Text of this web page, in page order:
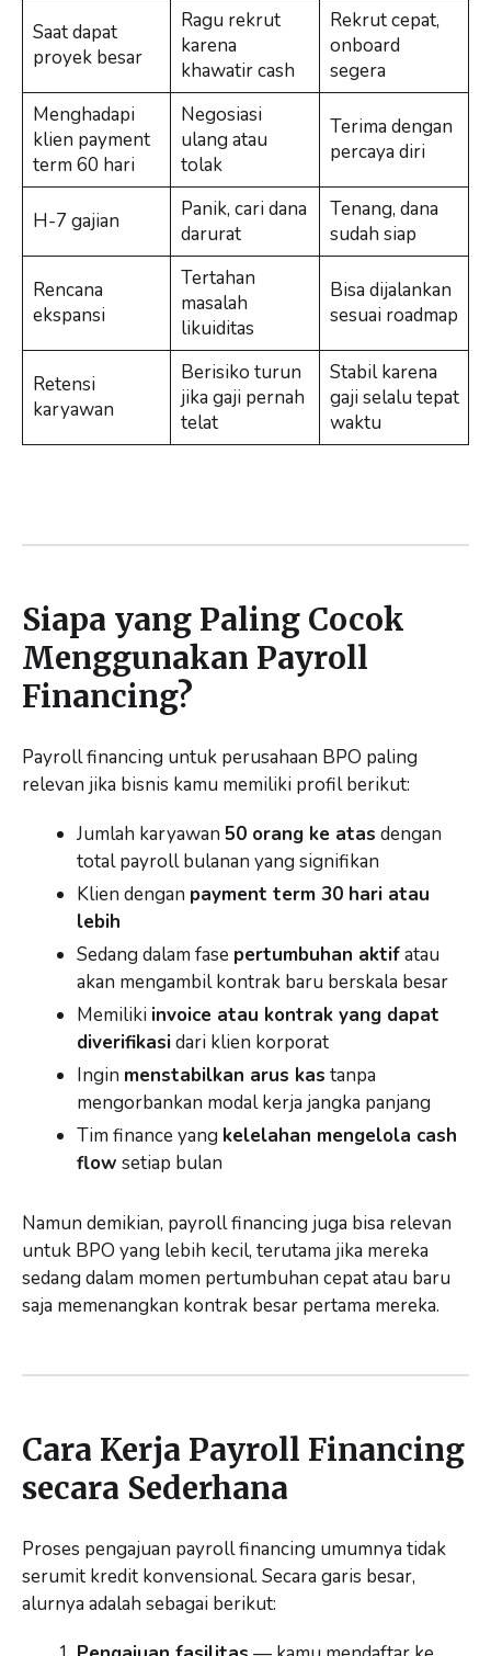
Saat dapat
proyek besar
Ragu rekrut
karena
khawatir cash
Rekrut cepat,
onboard
segera
Menghadapi
klien payment
term 60 hari
Negosiasi
ulang atau
tolak
Terima dengan
percaya diri
H-7 gajian
Panik, cari dana
darurat
Tenang, dana
sudah siap
Rencana
ekspansi
Tertahan
masalah
likuiditas
Bisa dijalankan
sesuai roadmap
Retensi
karyawan
Berisiko turun
jika gaji pernah
telat
Stabil karena
gaji selalu tepat
waktu
Siapa yang Paling Cocok
Menggunakan Payroll
Financing?
Payroll financing untuk perusahaan BPO paling
relevan jika bisnis kamu memiliki profil berikut:
Jumlah karyawan 50 orang ke atas dengan
total payroll bulanan yang signifikan
Klien dengan payment term 30 hari atau
lebih
Sedang dalam fase pertumbuhan aktifatau
akan mengambil kontrak baru berskala besar
Memiliki invoice atau kontrak yang dapat
diverifikasidari klien korporat
Ingin menstabilkan arus kas tanpa
mengorbankan modal kerja jangka panjang
Tim finance yang kelelahan mengelola cash
flow setiap bulan
Namun demikian, payroll financing juga bisa relevan
untuk BPO yang lebih kecil, terutama jika mereka
sedang dalam momen pertumbuhan cepat atau baru
saja memenangkan kontrak besar pertama mereka.
Cara Kerja Payroll Financing
secara Sederhana
Proses pengajuan payroll financing umumnya tidak
serumit kredit konvensional. Secara garis besar,
alurnya adalah sebagai berikut: